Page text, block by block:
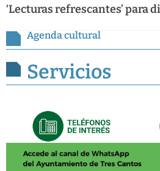
‘Lecturas refrescantes’ para
Agenda cultural
Servicios